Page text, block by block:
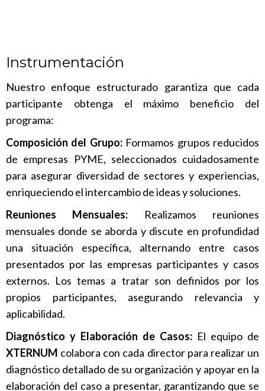
Instrumentación
Nuestro enfoque estructurado garantiza que cada
participante obtenga el máximo beneficio del
programa:
Composición del Grupo:Formamos grupos reducidos
de empresas PYME, seleccionados cuidadosamente
para asegurar diversidad de sectores y experiencias,
enriqueciendo el intercambio de ideas y soluciones.
Reuniones Mensuales: Realizamos reuniones
mensuales donde se aborda y discute en profundidad
una situación específica, alternando entre casos
presentados por las empresas participantes y casos
externos. Los temas a tratar son definidos por los
propios participantes, asegurando relevancia y
aplicabilidad.
Diagnóstico y Elaboración de Casos: El equipo de
XTERNUM colabora con cada director para realizar un
diagnóstico detallado de su organización y apoyar en la
elaboración del caso a presentar, garantizando que se